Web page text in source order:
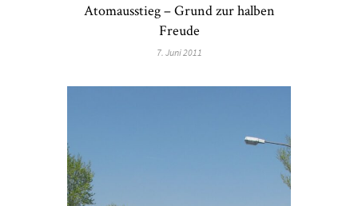
Atomausstieg – Grund zur halben
Freude
7. Juni 2011